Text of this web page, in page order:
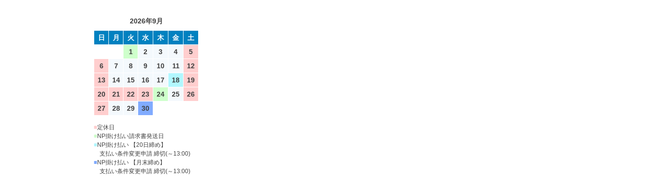
2026年9月
日 月 火 水 木 金
土
1
2 3 4
5
6
7 8 9 10 11
12
13
14 15 16 17 18
19
20
21 22 23 24 25
26
27
28 29 30
■定休日
■NP掛け払い請求書発送日
■NP掛け払い 【20日締め】
支払い条件変更申請 締切(～13:00)
■NP掛け払い 【月末締め】
支払い条件変更申請 締切(～13:00)